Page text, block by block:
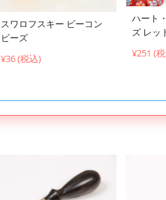
スワロフスキー ビーコン
ビーズ
¥36 (税込)
ハート
ズ レッ
¥251 (